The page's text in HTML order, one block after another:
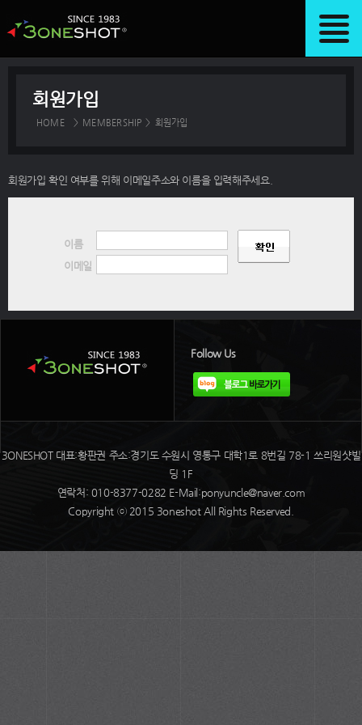
회원가입
HOME > MEMBERSHIP > 회원가입
회원가입 확인 여부를 위해 이메일주소와 이름을 입력해주세요.
이름
이메일
Follow Us
3ONESHOT 대표:황판권 주소:경기도 수원시 영통구 대학1로 8번길 78-1 쓰리원샷빌
딩 1F
연락처: 010-8377-0282 E-Mail:ponyuncle@naver.com
Copyright ⓒ 2015 3oneshot All Rights Reserved.